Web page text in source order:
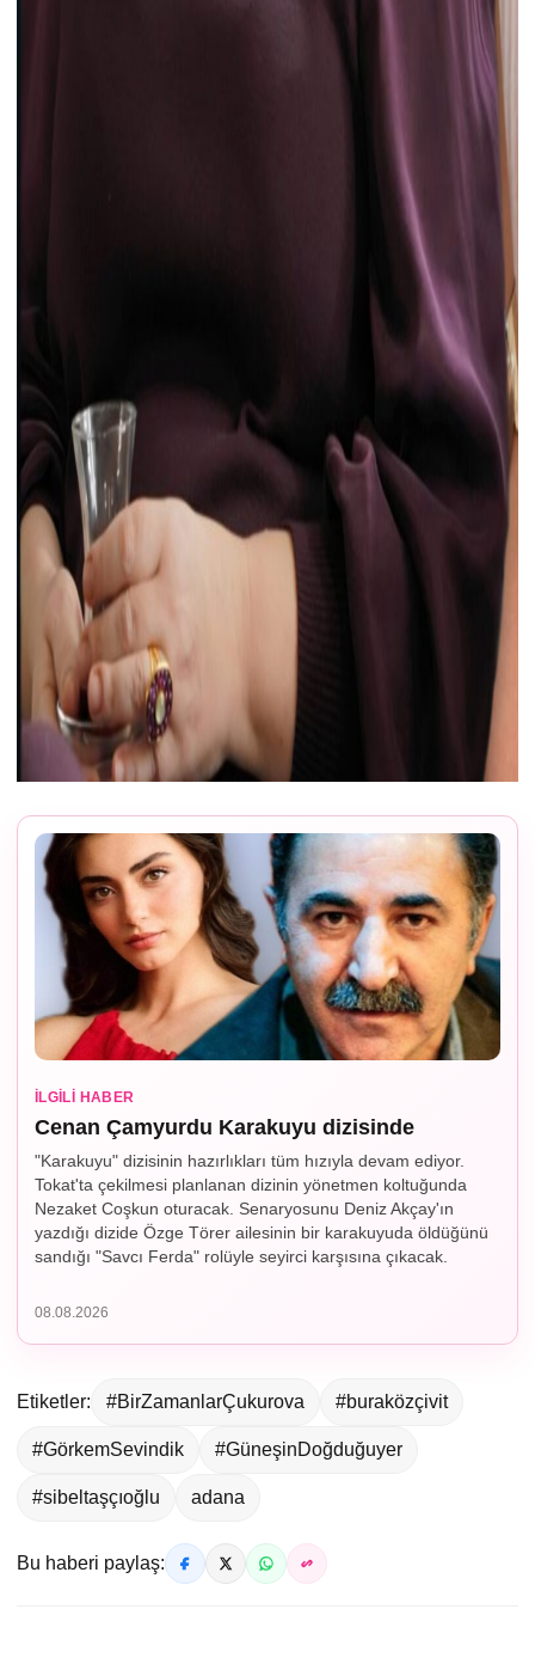
İLGILI HABER
Cenan Çamyurdu Karakuyu dizisinde
"Karakuyu" dizisinin hazırlıkları tüm hızıyla devam ediyor.
Tokat'ta çekilmesi planlanan dizinin yönetmen koltuğunda
Nezaket Coşkun oturacak. Senaryosunu Deniz Akçay'ın
yazdığı dizide Özge Törer ailesinin bir karakuyuda öldüğünü
sandığı "Savcı Ferda" rolüyle seyirci karşısına çıkacak.
08.08.2026
Etiketler: #BirZamanlarÇukurova #buraközçivit
#GörkemSevindik #GüneşinDoğduğuyer
#sibeltaşçıoğlu adana
Bu haberi paylaş: